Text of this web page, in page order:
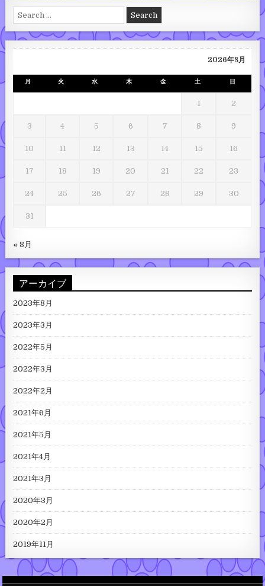
Search for:
2026年8月
月 火 水 木 金 土 日
1 2
3 4 5 6 7 8 9
10 11 12 13 14 15 16
17 18 19 20 21 22 23
24 25 26 27 28 29 30
31
« 8月
アーカイブ
2023年8月
2023年3月
2022年5月
2022年3月
2022年2月
2021年6月
2021年5月
2021年4月
2021年3月
2020年3月
2020年2月
2019年11月